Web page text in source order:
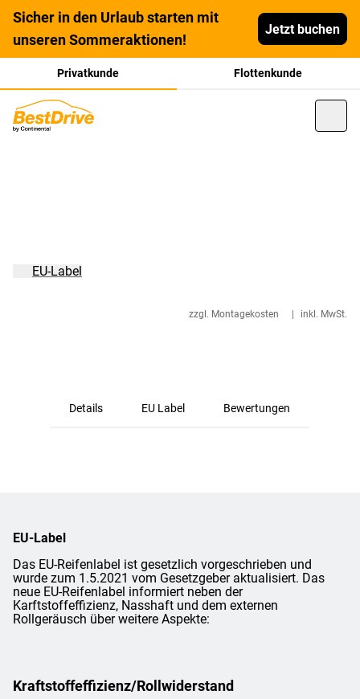
Sicher in den Urlaub starten mit
unseren Sommeraktionen!
Jetzt buchen
Privatkunde Flottenkunde
zzgl. Montagekosten inkl. MwSt.
EU-Label
Details EU Label Bewertungen
EU-Label
Das EU-Reifenlabel ist gesetzlich vorgeschrieben und
wurde zum 1.5.2021 vom Gesetzgeber aktualisiert. Das
neue EU-Reifenlabel informiert neben der
Karftstoffeffizienz, Nasshaft und dem externen
Rollgeräusch über weitere Aspekte:
Kraftstoffeffizienz/Rollwiderstand